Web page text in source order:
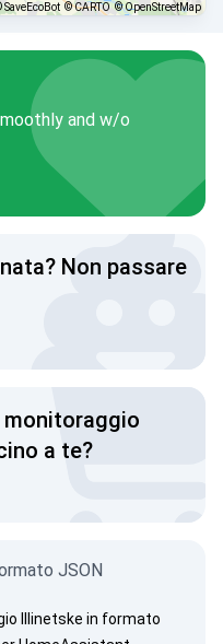
SaveEcoBot © CARTO © OpenStreetMap
and w/o
Non passare
monitoraggio
a te?
JSON
Illinetske in formato